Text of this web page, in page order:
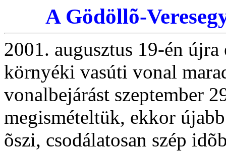
A Gödöllõ-
2001. augusztus 19-én
környéki vasúti vonal
vonalbejárást szeptember
megismételtük, ekkor
õszi, csodálatosan szép